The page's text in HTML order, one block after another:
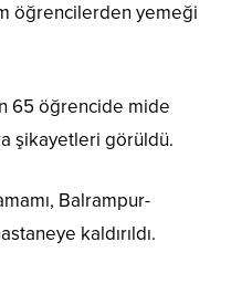
öğrencilerden yemeği
65 öğrencide mide
şikayetleri görüldü.
Balrampur-
kaldırıldı.